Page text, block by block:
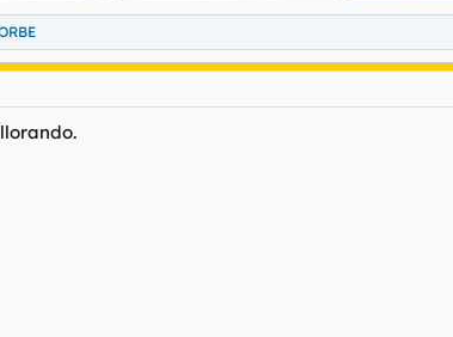
105
75,9 KB · Visitas: 96
70,2 KB ·